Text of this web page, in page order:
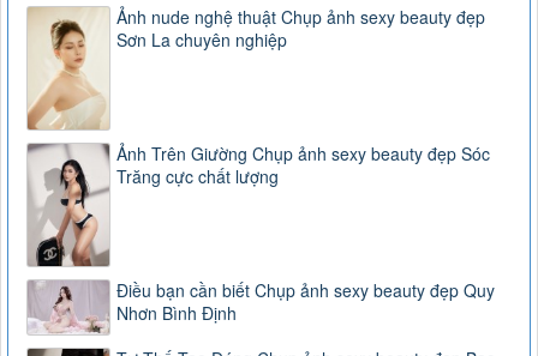
Ảnh nude nghệ thuật Chụp ảnh sexy beauty đẹp
Sơn La chuyên nghiệp
Ảnh Trên Giường Chụp ảnh sexy beauty đẹp Sóc
Trăng cực chất lượng
Điều bạn cần biết Chụp ảnh sexy beauty đẹp Quy
Nhơn Bình Định